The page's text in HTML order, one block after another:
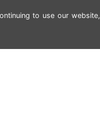
to use our